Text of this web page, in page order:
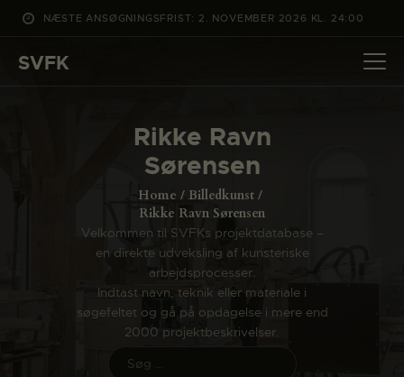
NÆSTE ANSØGNINGSFRIST: 2. NOVEMBER 2026 KL. 24:00
SVFK
Rikke Ravn
Sørensen
Home
Billedkunst
Rikke Ravn Sørensen
Velkommen til SVFKs projektdatabase –
en direkte udveksling af kunsteriske
arbejdsprocesser.
Indtast navn, teknik eller materiale i
søgefeltet og gå på opdagelse i mere end
2000 projektbeskrivelser.
DET SKER
PROJEKTER
ANSØG
OM SVFK
ENGLISH